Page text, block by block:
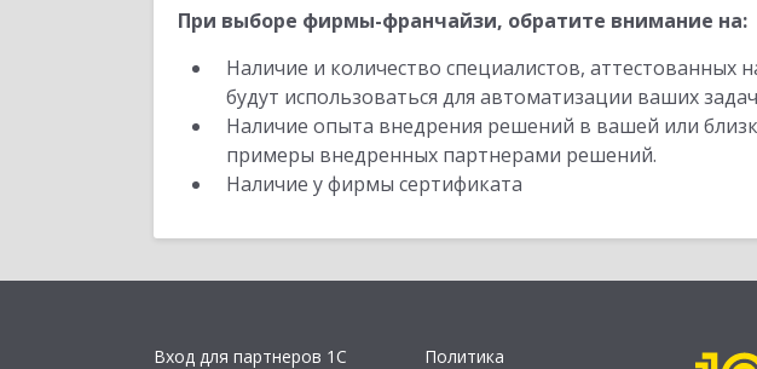
При выборе фирмы-франчайзи, обратите внимание на:
Наличие и количество специалистов,
будут использоваться для автоматизации ваших
Наличие опыта внедрения решений в вашей или
примеры внедренных партнерами решений.
Наличие у фирмы сертификата
Вход для партнеров 1С
Политика